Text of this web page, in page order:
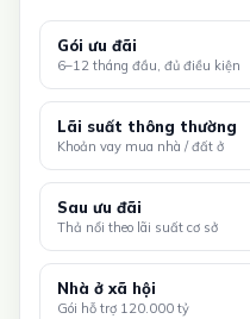
Gói ưu đãi
6–12 tháng đầu, đủ điều kiện
Lãi suất thông thường
Khoản vay mua nhà / đất ở
Sau ưu đãi
Thả nổi theo lãi suất cơ sở
Nhà ở xã hội
Gói hỗ trợ 120.000 tỷ